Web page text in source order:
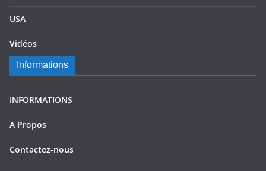
USA
Vidéos
Informations
INFORMATIONS
A Propos
Contactez-nous